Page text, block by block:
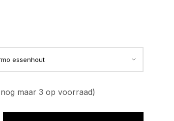
maar 3 op voorraad)